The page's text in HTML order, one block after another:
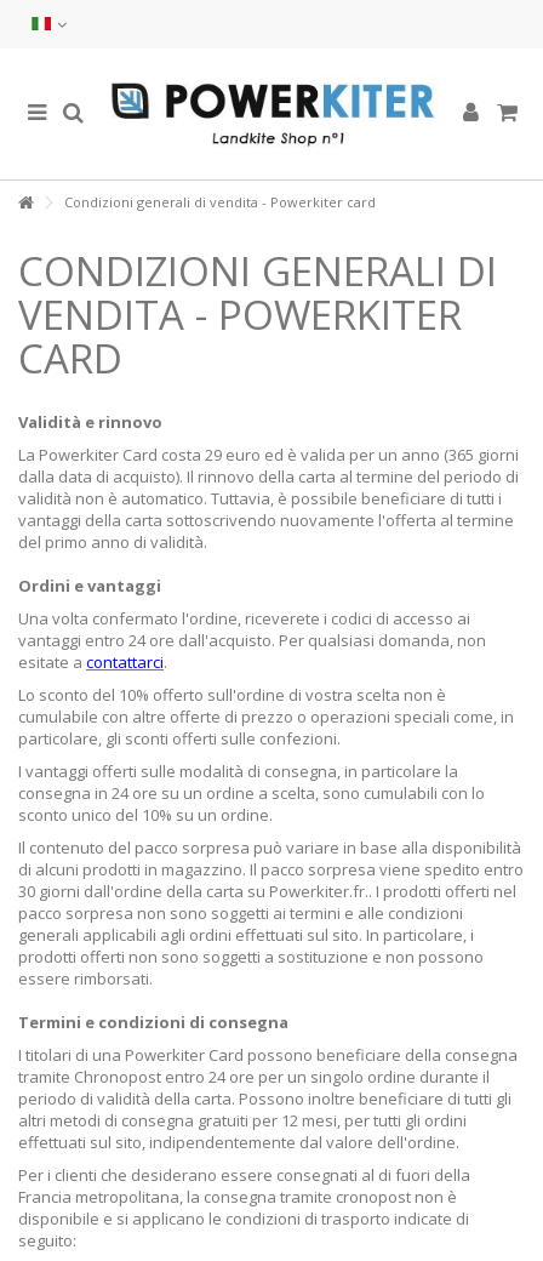
Condizioni generali di vendita - Powerkiter card
CONDIZIONI GENERALI DI
VENDITA - POWERKITER
CARD
Validità e rinnovo
La Powerkiter Card costa 29 euro ed è valida per un anno (365 giorni
dalla data di acquisto). Il rinnovo della carta al termine del periodo di
validità non è automatico. Tuttavia, è possibile beneficiare di tutti i
vantaggi della carta sottoscrivendo nuovamente l'offerta al termine
del primo anno di validità.
Ordini e vantaggi
Una volta confermato l'ordine, riceverete i codici di accesso ai
vantaggi entro 24 ore dall'acquisto. Per qualsiasi domanda, non
esitate a contattarci.
Lo sconto del 10% offerto sull'ordine di vostra scelta non è
cumulabile con altre offerte di prezzo o operazioni speciali come, in
particolare, gli sconti offerti sulle confezioni.
I vantaggi offerti sulle modalità di consegna, in particolare la
consegna in 24 ore su un ordine a scelta, sono cumulabili con lo
sconto unico del 10% su un ordine.
Il contenuto del pacco sorpresa può variare in base alla disponibilità
di alcuni prodotti in magazzino. Il pacco sorpresa viene spedito entro
30 giorni dall'ordine della carta su Powerkiter.fr.. I prodotti offerti nel
pacco sorpresa non sono soggetti ai termini e alle condizioni
generali applicabili agli ordini effettuati sul sito. In particolare, i
prodotti offerti non sono soggetti a sostituzione e non possono
essere rimborsati.
Termini e condizioni di consegna
I titolari di una Powerkiter Card possono beneficiare della consegna
tramite Chronopost entro 24 ore per un singolo ordine durante il
periodo di validità della carta. Possono inoltre beneficiare di tutti gli
altri metodi di consegna gratuiti per 12 mesi, per tutti gli ordini
effettuati sul sito, indipendentemente dal valore dell'ordine.
Per i clienti che desiderano essere consegnati al di fuori della
Francia metropolitana, la consegna tramite cronopost non è
disponibile e si applicano le condizioni di trasporto indicate di
seguito: